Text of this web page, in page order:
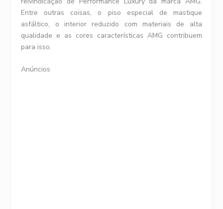
Entre outras coisas, o piso especial de mastique
asfáltico, o interior reduzido com materiais de alta
qualidade e as cores características AMG contribuem
para isso.
Anúncios